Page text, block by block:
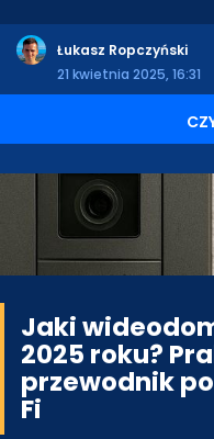
Łukasz Ropczyński
21 kwietnia 2025, 16:31
Jaki
2025 roku?
przewodnik
Fi